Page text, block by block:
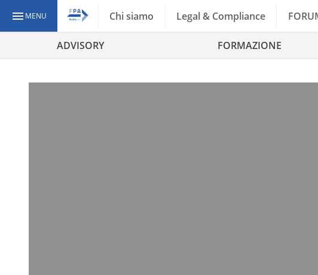
MENU Chi siamo Legal & Compliance
ADVISORY FORMAZIONE